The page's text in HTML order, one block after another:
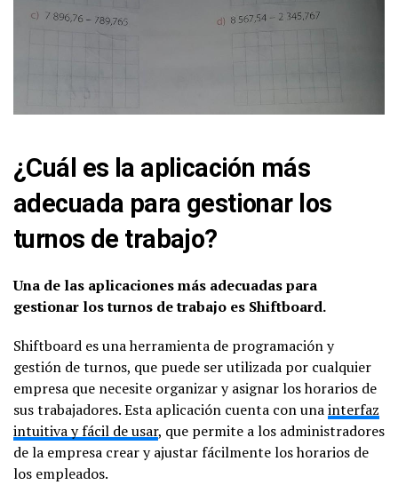
¿Cuál es la aplicación más
adecuada para gestionar los
turnos de trabajo?
Una de las aplicaciones más adecuadas para
gestionar los turnos de trabajo es Shiftboard.
Shiftboard es una herramienta de programación y
gestión de turnos, que puede ser utilizada por cualquier
empresa que necesite organizar y asignar los horarios de
sus trabajadores. Esta aplicación cuenta con unainterfaz
intuitiva y fácil de usar, que permite a los administradores
de la empresa crear y ajustar fácilmente los horarios de
los empleados.